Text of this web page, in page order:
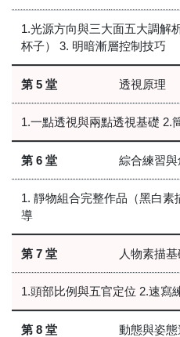
1.光源方向與三大面五大調解
杯子） 3. 明暗漸層控制技巧
第 5 堂 透視原理
1.一點透視與兩點透視基礎 2.
第 6 堂 綜合練習
1. 靜物組合完整作品（黑白素
導
第 7 堂 人物素描基
1.頭部比例與五官定位 2.速寫
第 8 堂 動態與姿